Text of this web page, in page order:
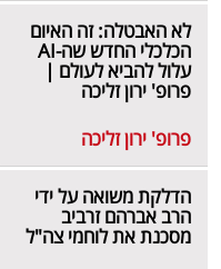
לא האבטלה: זה האיום
הכלכלי החדש שה-AI
עלול להביא לעולם |
פרופ' ירון זליכה
פרופ' ירון זליכה
הדלקת משואה על ידי
הרב אברהם זרביב
מסכנת את לוחמי צה"ל